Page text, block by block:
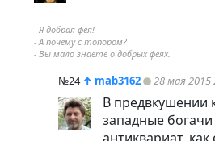
----------
- Я добрая фея!
- А почему с топором?
- Вы мало знаете о добрых феях.
№24 ↑ mab3162 28 мая 2015
В предвкушении
западные